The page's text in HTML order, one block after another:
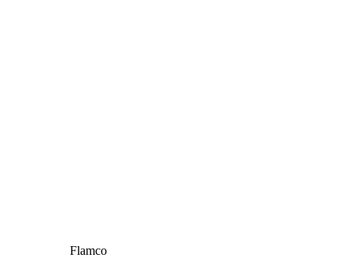
Flamco